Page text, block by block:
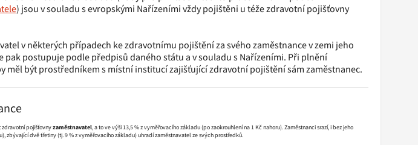
) jsou v souladu s evropskými Nařízeními vždy pojištěni u téže zdravotní pojišťovny
v některých případech ke zdravotnímu pojištění za svého zaměstnance v zemi jeho
postupuje podle předpisů daného státu a v souladu s Nařízeními. Při plnění
měl být prostředníkem s místní institucí zajišťující zdravotní pojištění sám zaměstnanec.
zdravotní pojišťovnyzaměstnavatel, a to ve výši 13,5 % z vyměřovacího základu (po zaokrouhlení na 1 Kč nahoru). Zaměstnanci srazí, i bez jeho
zbývající dvě třetiny (tj. 9 % z vyměřovacího základu) uhradí zaměstnavatel ze svých prostředků.